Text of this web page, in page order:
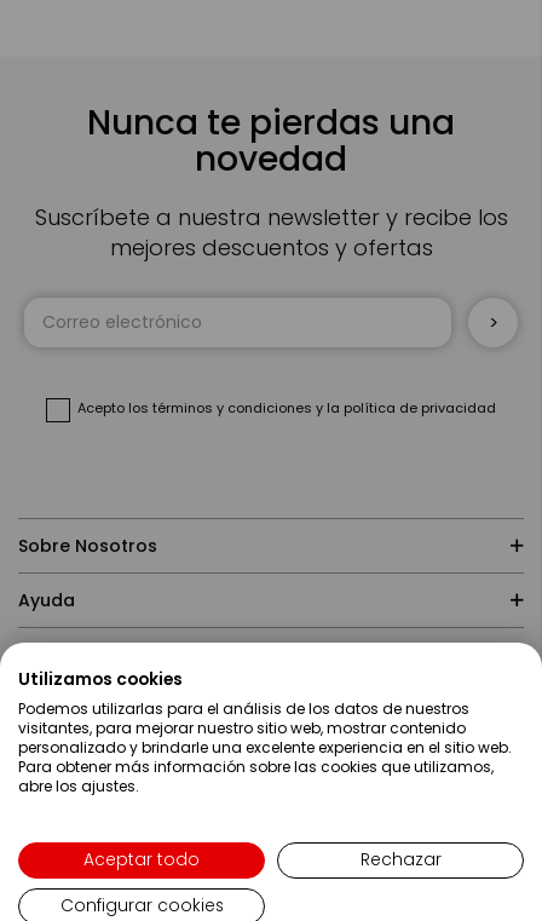
Nunca te pierdas una
novedad
Suscríbete a nuestra newsletter y recibe los
mejores descuentos y ofertas
Acepto los términos y condiciones y la política de privacidad
Sobre Nosotros
Ayuda
Contacto
Copyright ©2019 Servei Estació S.A - Web desarrollada por
Lenguaje
Español
Utilizamos cookies
Podemos utilizarlas para el análisis de los datos de nuestros
visitantes, para mejorar nuestro sitio web, mostrar contenido
personalizado y brindarle una excelente experiencia en el sitio web.
Para obtener más información sobre las cookies que utilizamos,
abre los ajustes.
Aceptar todo
Rechazar
Configurar cookies